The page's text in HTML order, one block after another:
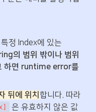
정 Index에 있는
의 범위 밖이나 범위
하면 runtime error를
뒤에 위치 합니다. 따라
은 유효하지 않은 값